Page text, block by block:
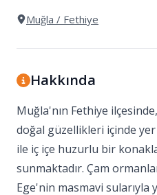
Muğla / Fethiye
Hakkında
Muğla'nın Fethiye
doğal güzellikleri içinde
ile iç içe huzurlu bir
sunmaktadır. Çam
Ege'nin masmavi sularıyla